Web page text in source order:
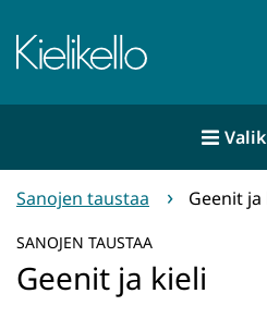
sisältöön
Etusivu
Sanojen taustaa Geenit ja
SANOJEN TAUSTAA
Geenit ja kieli